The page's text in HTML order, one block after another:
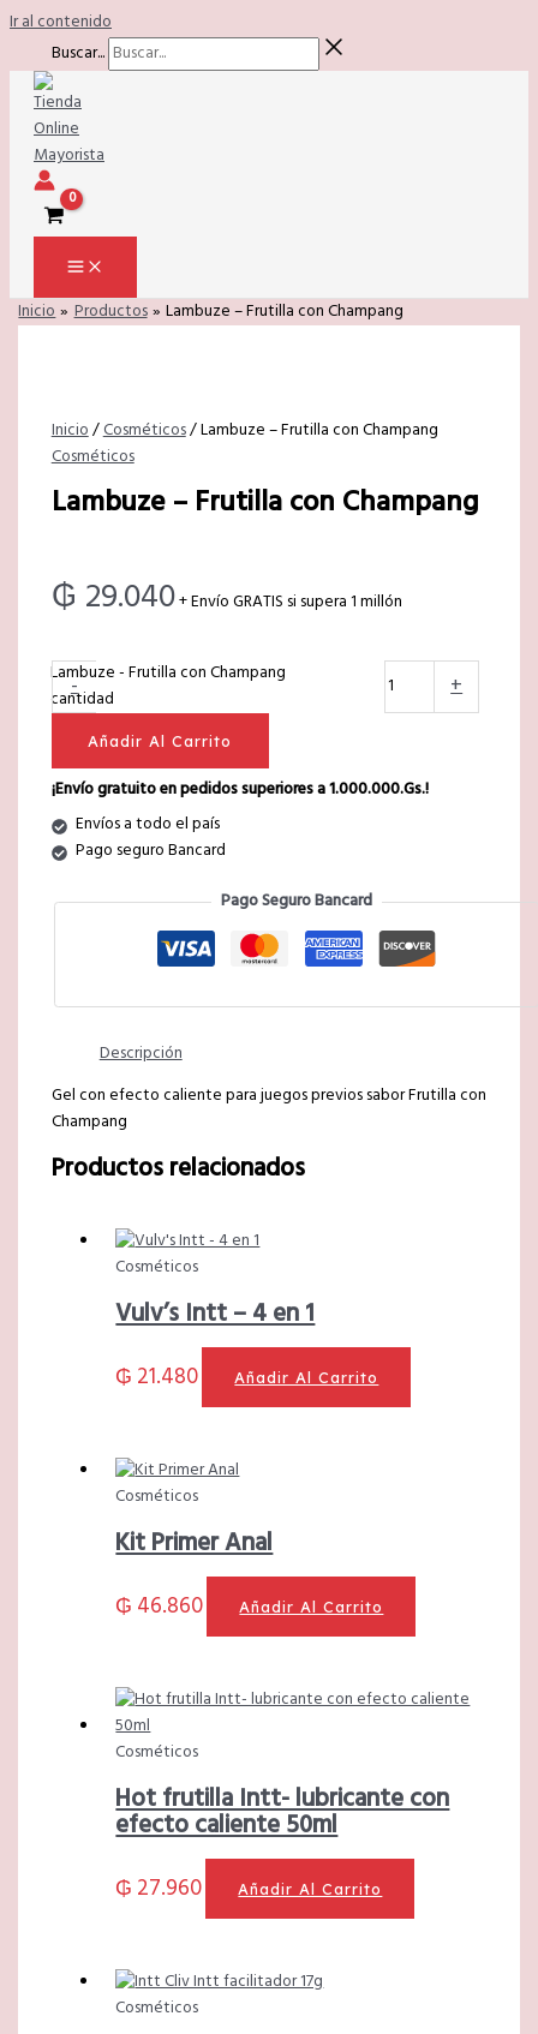
Ir al contenido
Buscar...
Inicio Productos Lambuze – Frutilla con Champang
Inicio/Cosméticos/ Lambuze – Frutilla con Champang
Cosméticos
Lambuze – Frutilla con Champang
₲ 29.040+ Envío GRATIS si supera 1 millón
-
Lambuze - Frutilla con Champang
cantidad
+
Añadir Al Carrito
¡Envío gratuito en pedidos superiores a 1.000.000.Gs.!
Envíos a todo el país
Pago seguro Bancard
Pago Seguro Bancard
Descripción
Gel con efecto caliente para juegos previos sabor Frutilla con
Champang
Productos relacionados
Cosméticos
Vulv’s Intt – 4 en 1
₲ 21.480 Añadir Al Carrito
Cosméticos
Kit Primer Anal
₲ 46.860 Añadir Al Carrito
Cosméticos
Hot frutilla Intt- lubricante con
efecto caliente 50ml
₲ 27.960 Añadir Al Carrito
Cosméticos